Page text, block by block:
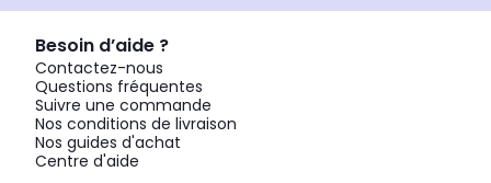
Besoin d’aide ?
Contactez-nous
Questions fréquentes
Suivre une commande
Nos conditions de livraison
Nos guides d'achat
Centre d'aide